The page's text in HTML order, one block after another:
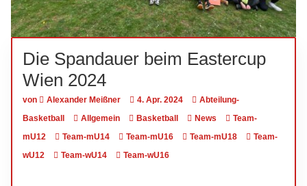
Die Spandauer beim Eastercup
Wien 2024
von Alexander Meißner 4. Apr. 2024
Abteilung-
Basketball
Allgemein Basketball News
Team-
mU12
Team-mU14 Team-mU16 Team-mU18
Team-
wU12
Team-wU14 Team-wU16